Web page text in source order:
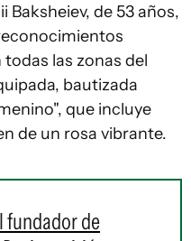
Baksheiev, de 53 años,
las zonas del
bautizada
que incluye
de un rosa vibrante.
fundador de